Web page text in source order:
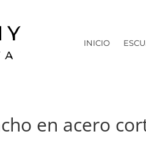
INICIO
en acero